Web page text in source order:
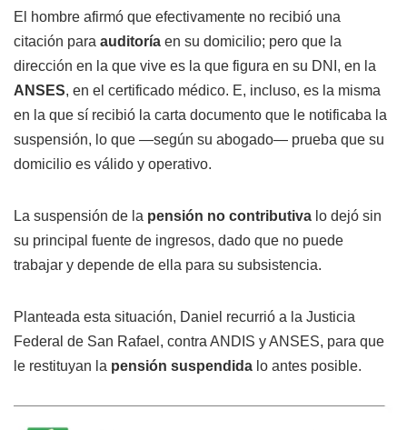
El hombre afirmó que efectivamente no recibió una
citación para auditoría en su domicilio; pero que la
dirección en la que vive es la que figura en su DNI, en la
ANSES, en el certificado médico. E, incluso, es la misma
en la que sí recibió la carta documento que le notificaba la
suspensión, lo que —según su abogado— prueba que su
domicilio es válido y operativo.
La suspensión de la pensión no contributiva lo dejó sin
su principal fuente de ingresos, dado que no puede
trabajar y depende de ella para su subsistencia.
Planteada esta situación, Daniel recurrió a la Justicia
Federal de San Rafael, contra ANDIS y ANSES, para que
le restituyan la pensión suspendida lo antes posible.